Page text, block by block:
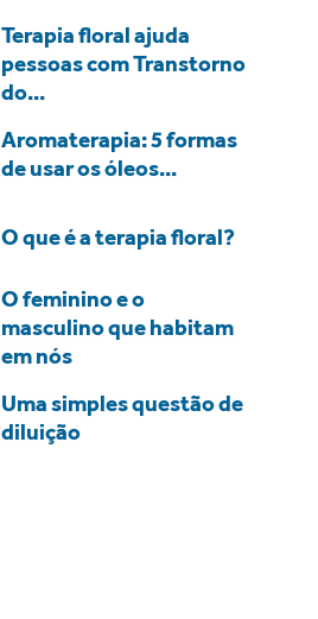
Terapia floral ajuda
pessoas com Transtorno
do...
Aromaterapia: 5 formas
de usar os óleos...
O que é a terapia floral?
O feminino e o
masculino que habitam
em nós
Uma simples questão de
diluição